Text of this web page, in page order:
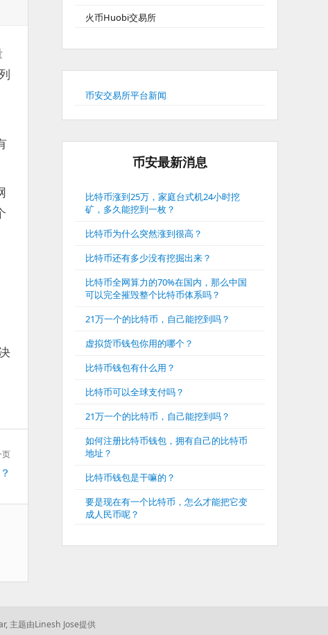
页
火币Huobi交易所
币安交易所平台新闻
币安最新消息
比特币涨到25万，家庭台式机24小时挖
矿，多久能挖到一枚？
比特币为什么突然涨到很高？
比特币还有多少没有挖掘出来？
比特币全网算力的70%在国内，那么中国
可以完全摧毁整个比特币体系吗？
21万一个的比特币，自己能挖到吗？
虚拟货币钱包你用的哪个？
比特币钱包有什么用？
比特币可以全球支付吗？
21万一个的比特币，自己能挖到吗？
如何注册比特币钱包，拥有自己的比特币
地址？
比特币钱包是干嘛的？
要是现在有一个比特币，怎么才能把它变
成人民币呢？
, 主题由Linesh Jose提供